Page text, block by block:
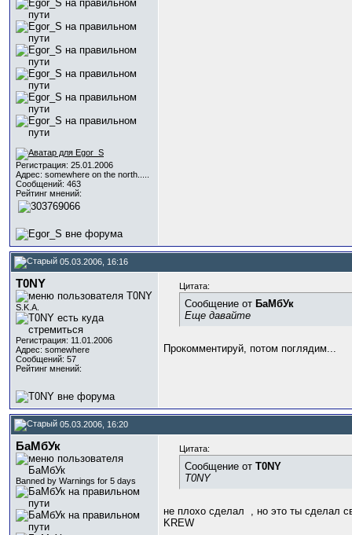
Регистрация: 25.01.2006
Адрес: somewhere on the north.....
Сообщений: 463
Рейтинг мнений:
05.03.2006, 16:16
T0NY
S.K.A.
Регистрация: 11.01.2006
Адрес: somewhere
Сообщений: 57
Рейтинг мнений:
Цитата:
Сообщение от БаМбУк
Еще давайте
Прокомментируй, потом поглядим...
05.03.2006, 16:20
БаМбУк
Banned by Warnings for 5 days
Цитата:
Сообщение от T0NY
T0NY
не плохо сделал
, но это ты сделал
KREW